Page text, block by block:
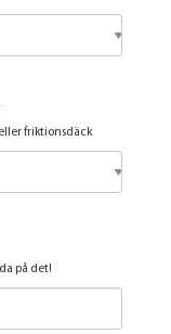
friktionsdäck
på det!